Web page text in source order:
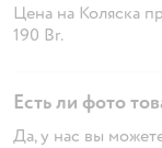
Цена на Коляска
190 Br.
Есть ли фото
Да, у нас вы